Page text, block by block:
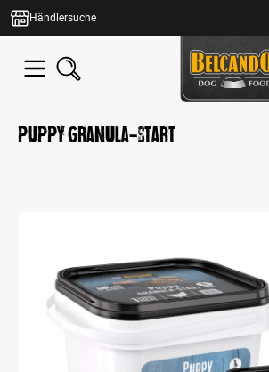
springen
Händlersuche
Puppy Granula-Start